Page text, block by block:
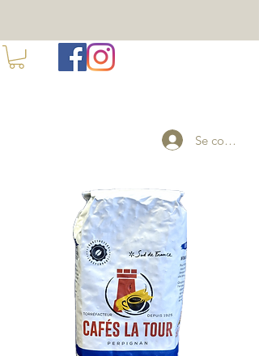
Se connecter